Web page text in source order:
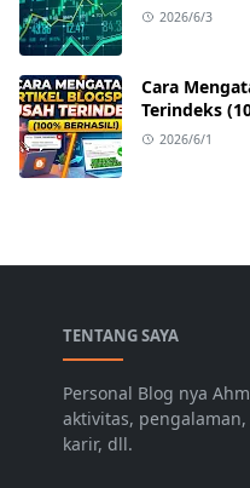
2026/6/3
Cara
Terindeks
2026/6/1
TENTANG SAYA
Personal Blog nya
aktivitas,
karir, dll.